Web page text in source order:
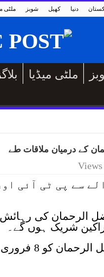
ملٹی شوبز کھیل دنیا
ملٹی میڈیا
کے حوالے سے پی ٹی
الرحمان کی
شریک ہوں گے۔
ذرائع کا کہنا